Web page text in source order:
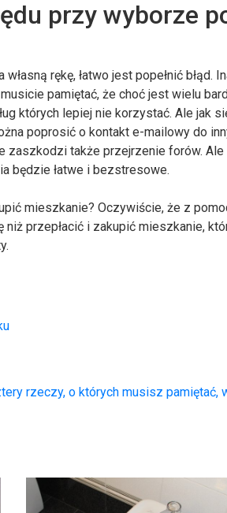
przy wyborze
rękę, łatwo jest popełnić
pamiętać, że choć jest wielu
których lepiej nie korzystać. Ale jak
poprosić o kontakt e-mailowy do
zaszkodzi także przejrzenie forów.
będzie łatwe i bezstresowe.
mieszkanie? Oczywiście, że z
przepłacić i zakupić mieszkanie,
rzeczy, o których musisz pamiętać,